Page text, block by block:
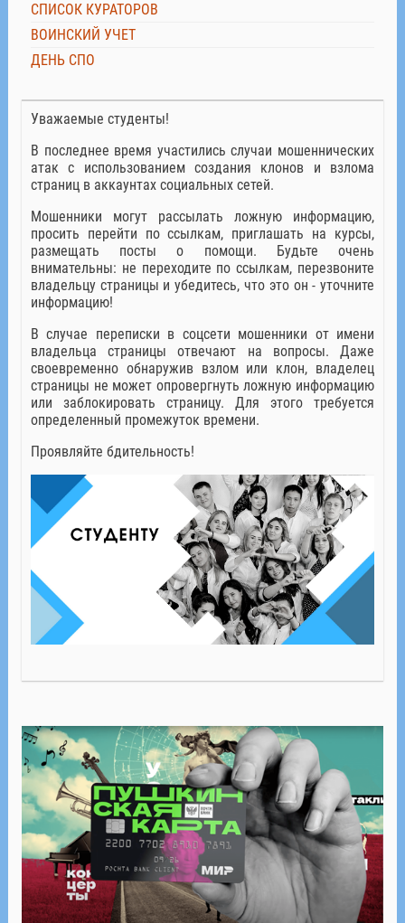
СПИСОК КУРАТОРОВ
ВОИНСКИЙ УЧЕТ
ДЕНЬ СПО
Уважаемые студенты!
В последнее время участились случаи мошеннических
атак с использованием создания клонов и взлома
страниц в аккаунтах социальных сетей.
Мошенники могут рассылать ложную информацию,
просить перейти по ссылкам, приглашать на курсы,
размещать посты о помощи. Будьте очень
внимательны: не переходите по ссылкам, перезвоните
владельцу страницы и убедитесь, что это он - уточните
информацию!
В случае переписки в соцсети мошенники от имени
владельца страницы отвечают на вопросы. Даже
своевременно обнаружив взлом или клон, владелец
страницы не может опровергнуть ложную информацию
или заблокировать страницу. Для этого требуется
определенный промежуток времени.
Проявляйте бдительность!